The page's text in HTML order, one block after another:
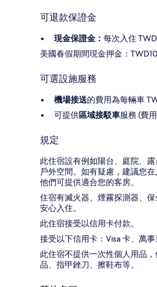
可退款保證金
現金保證金： 每次入住
美國春假期間現金押金：
可選設施服務
機場接送的費用為每輛車
可提供區域接駁車服務 (費
規定
此住宿設有例如陽台、庭院、
戶外空間。如有疑慮，建議您
他們可提供適合您的客房。
住宿有滅火器、煙霧探測器、
安心入住。
此住宿接受以信用卡付款。
接受以下信用卡：Visa 卡、萬
此住宿不提供一次性個人用品
品、指甲銼刀、擦鞋布等。